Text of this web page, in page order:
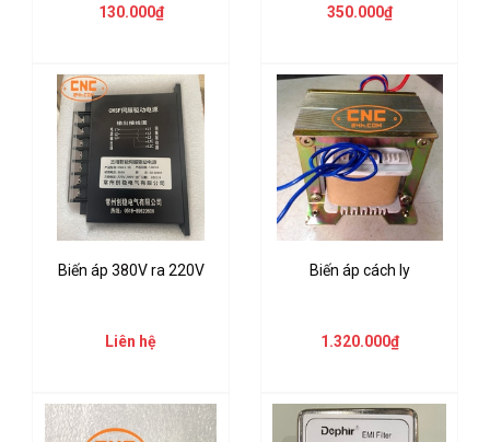
130.000₫ 350.000₫
Biến áp 380V ra 220V
Liên hệ
Biến áp cách ly
1.320.000₫